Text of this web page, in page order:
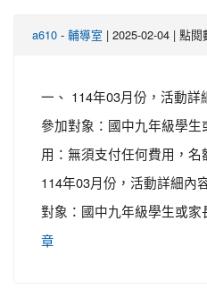
a610 - 輔導室 | 2025-02-04 | 點閱
一、 114年03月份，活動詳
參加對象：國中九年級學
用：無須支付任何費用，名
114年03月份，活動詳細內
對象：國中九年級學生或家
章